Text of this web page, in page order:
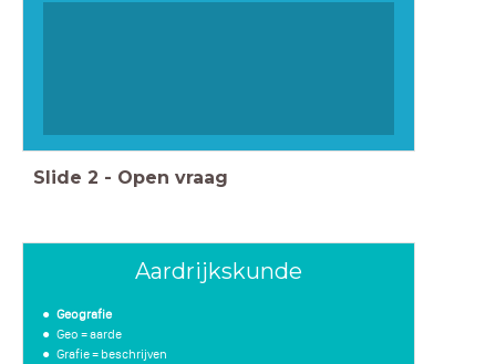
Slide 2 - Open vraag
Aardrijkskunde
Geografie
Geo = aarde
Grafie = beschrijven